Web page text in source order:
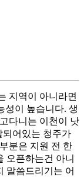
지역이 아니라면
성이 높습니다. 생
다니는 이천이 낫
되어있는 청주가
분은 지원 전 한
오픈하는건 아니
말씀드리기는 어